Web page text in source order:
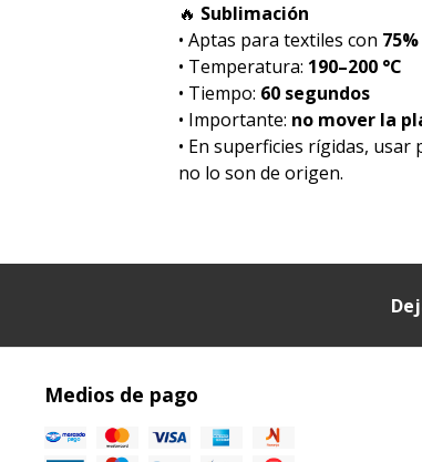
🔥 Sublimación
• Aptas para textiles con
• Temperatura: 190–200 °C
• Tiempo: 60 segundos
• Importante: no mover la
• En superficies rígidas, usar
no lo son de origen.
Medios de pago